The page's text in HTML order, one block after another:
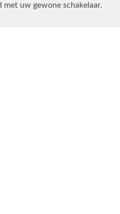
uw gewone schakelaar.